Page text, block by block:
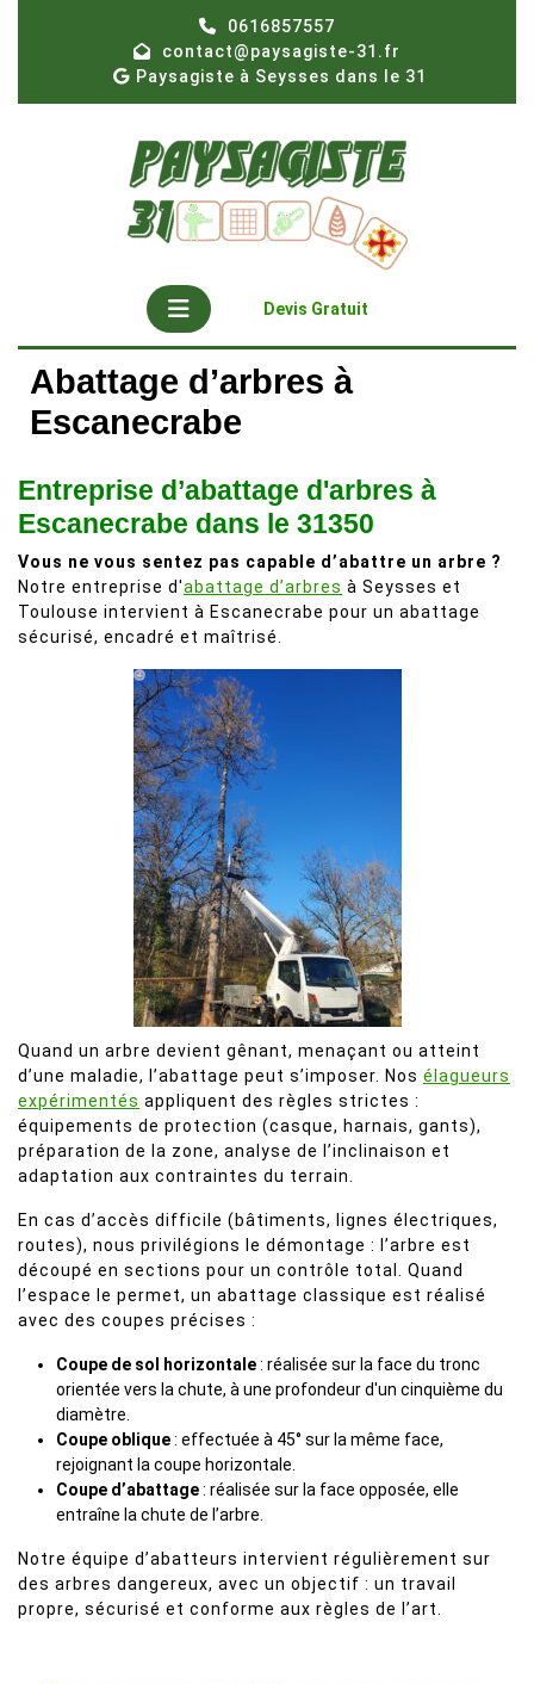
0616857557
contact@paysagiste-31.fr
Paysagiste à Seysses dans le 31
Open
Button
Devis Gratuit
Abattage d’arbres à
Escanecrabe
Entreprise d’abattage d'arbres à
Escanecrabe dans le 31350
Vous ne vous sentez pas capable d’abattre un arbre ?
Notre entreprise d'abattage d’arbres à Seysses et
Toulouse intervient à Escanecrabe pour un abattage
sécurisé, encadré et maîtrisé.
Quand un arbre devient gênant, menaçant ou atteint
d’une maladie, l’abattage peut s’imposer. Nos élagueurs
expérimentés appliquent des règles strictes :
équipements de protection (casque, harnais, gants),
préparation de la zone, analyse de l’inclinaison et
adaptation aux contraintes du terrain.
En cas d’accès difficile (bâtiments, lignes électriques,
routes), nous privilégions le démontage : l’arbre est
découpé en sections pour un contrôle total. Quand
l’espace le permet, un abattage classique est réalisé
avec des coupes précises :
Coupe de sol horizontale: réalisée sur la face du tronc
orientée vers la chute, à une profondeur d'un cinquième du
diamètre.
Coupe oblique: effectuée à 45° sur la même face,
rejoignant la coupe horizontale.
Coupe d’abattage: réalisée sur la face opposée, elle
entraîne la chute de l’arbre.
Notre équipe d’abatteurs intervient régulièrement sur
des arbres dangereux, avec un objectif : un travail
propre, sécurisé et conforme aux règles de l’art.